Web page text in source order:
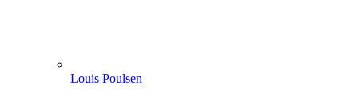
Louis Poulsen